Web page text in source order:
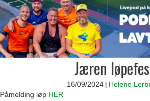
Jæren
16/09/2024 | Helene
Påmelding løp HER